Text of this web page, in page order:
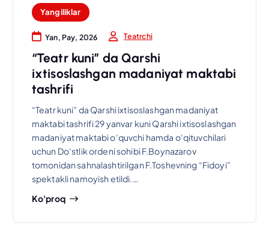
Yangiliklar
Yan, Pay, 2026 Teatrchi
“Teatr kuni” da Qarshi
ixtisoslashgan madaniyat maktabi
tashrifi
“Teatr kuni” da Qarshi ixtisoslashgan madaniyat
maktabi tashrifi 29 yanvar kuni Qarshi ixtisoslashgan
madaniyat maktabi o‘quvchi hamda o‘qituvchilari
uchun Do‘stlik ordeni sohibi F.Boynazarov
tomonidan sahnalashtirilgan F.Toshevning “Fidoyi”
spektakli namoyish etildi.…
Ko'proq